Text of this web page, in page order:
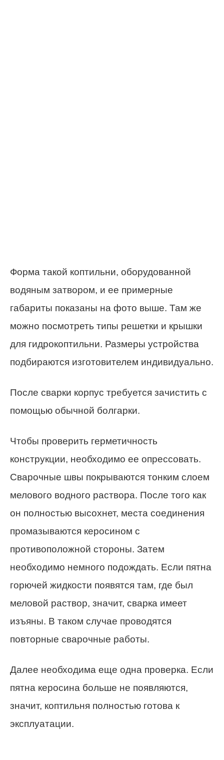
Форма такой коптильни, оборудованной
водяным затвором, и ее примерные
габариты показаны на фото выше. Там же
можно посмотреть типы решетки и крышки
для гидрокоптильни. Размеры устройства
подбираются изготовителем индивидуально.
После сварки корпус требуется зачистить с
помощью обычной болгарки.
Чтобы проверить герметичность
конструкции, необходимо ее опрессовать.
Сварочные швы покрываются тонким слоем
мелового водного раствора. После того как
он полностью высохнет, места соединения
промазываются керосином с
противоположной стороны. Затем
необходимо немного подождать. Если пятна
горючей жидкости появятся там, где был
меловой раствор, значит, сварка имеет
изъяны. В таком случае проводятся
повторные сварочные работы.
Далее необходима еще одна проверка. Если
пятна керосина больше не появляются,
значит, коптильня полностью готова к
эксплуатации.